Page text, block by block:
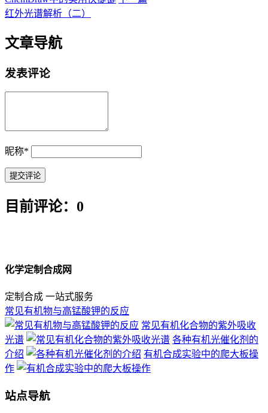
红外光谱解析（二）
文章导航
发表评论
昵称*
目前评论：0
化学定制合成网
定制合成 一站式服务
常见有机物与高锰酸钾的反应
常见有机化合物的紫外吸收
光谱
各种有机光催化剂的
介绍
有机合成实验中的爬大板操
作
站点导航